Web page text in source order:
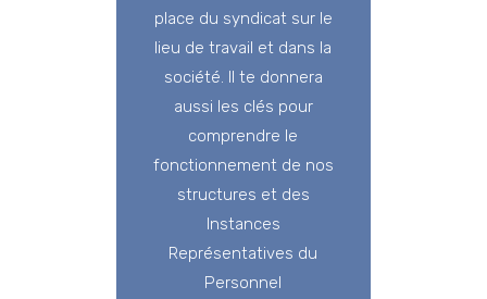
place du syndicat sur le
lieu de travail et dans la
société. Il te donnera
aussi les clés pour
comprendre le
fonctionnement de nos
structures et des
Instances
Représentatives du
Personnel